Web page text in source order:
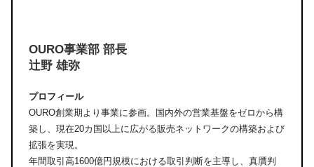
OURO事業部 部長
辻野 雄弥
プロフィール
OURO創業期より事業に参画。国内外の営業基盤をゼロから構
築し、現在20カ国以上に広がる販売ネットワークの構築および
拡張を実現。
年間取引高1600億円規模における取引判断を主導し、真贋判